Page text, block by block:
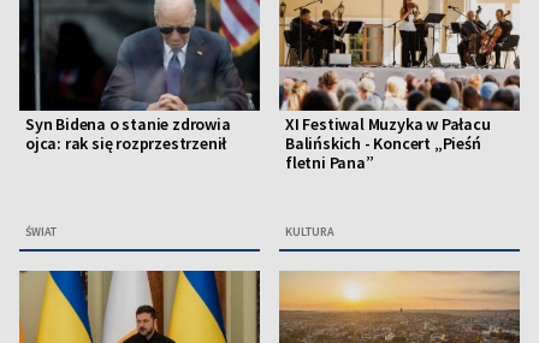
Syn Bidena o stanie zdrowia
ojca: rak się rozprzestrzenił
ŚWIAT
XI Festiwal Muzyka w Pałacu
Balińskich - Koncert „Pieśń
fletni Pana”
KULTURA